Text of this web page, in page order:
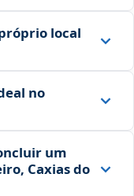
local
no
um
Caxias do